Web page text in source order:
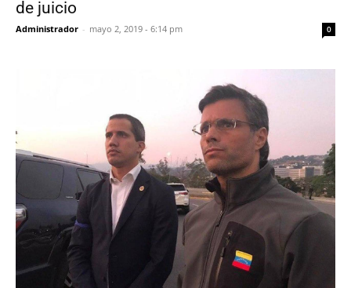
de juicio
Administrador - mayo 2, 2019 - 6:14 pm 0